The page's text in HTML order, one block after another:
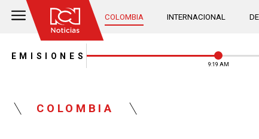
COLOMBIA INTERNACIONAL
EMISIONES
9:19 AM
COLOMBIA